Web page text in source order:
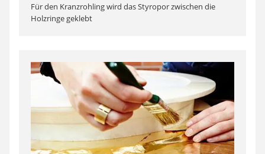
Für den Kranzrohling wird das Styropor zwischen die
Holzringe geklebt